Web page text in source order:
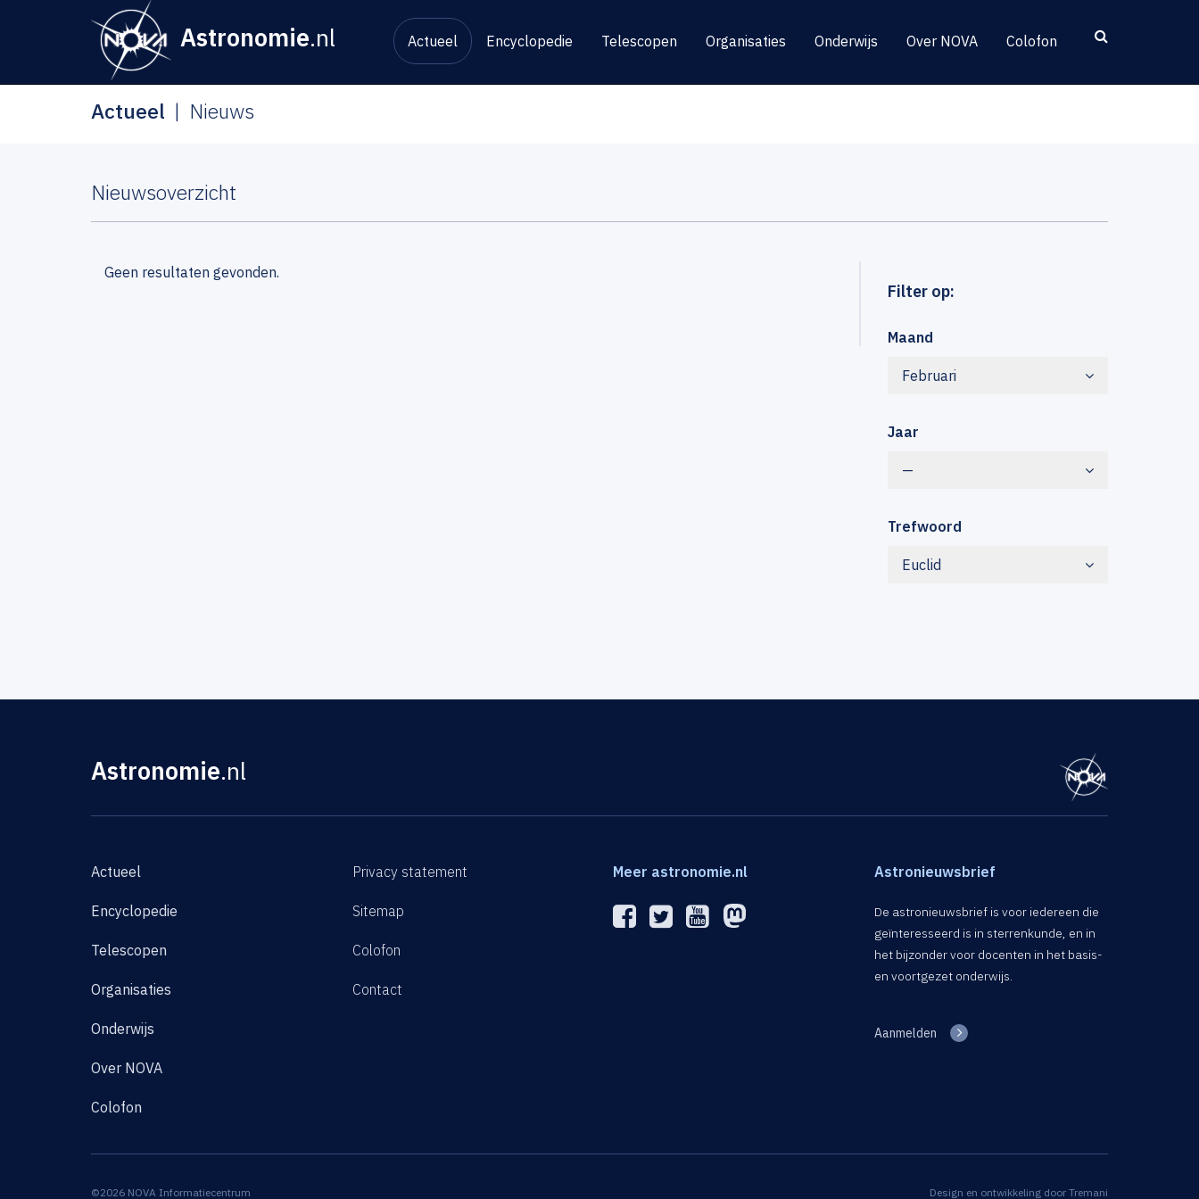
Astronomie.nl Actueel Encyclopedie Telescopen Organisaties Onderwijs Over NOVA Colofon
Actueel Nieuws
Nieuwsoverzicht
Filter op:
Maand
Februari
Jaar
—
Trefwoord
Euclid
Geen resultaten gevonden.
Astronomie.nl
Actueel
Encyclopedie
Telescopen
Organisaties
Onderwijs
Over NOVA
Colofon
Privacy statement
Sitemap
Colofon
Contact
Meer astronomie.nl Astronieuwsbrief
De astronieuwsbrief is voor iedereen die
geïnteresseerd is in sterrenkunde, en in
het bijzonder voor docenten in het basis-
en voortgezet onderwijs.
Aanmelden
©2026 NOVA Informatiecentrum Design en ontwikkeling door Tremani